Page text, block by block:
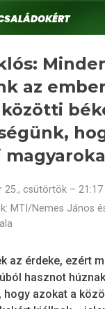
az
25., csütörtök – 21:17
MTI/Nemes János
az érdeke, ezért
hasznot
hogy azokat a